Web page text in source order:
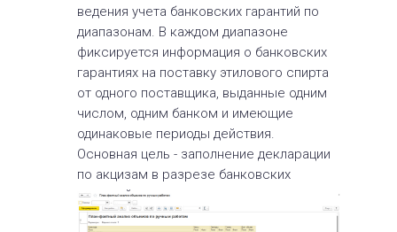
ведения учета банковских гарантий по
диапазонам. В каждом диапазоне
фиксируется информация о банковских
гарантиях на поставку этилового спирта
от одного поставщика, выданные одним
числом, одним банком и имеющие
одинаковые периоды действия.
Основная цель - заполнение декларации
по акцизам в разрезе банковских
гарантий